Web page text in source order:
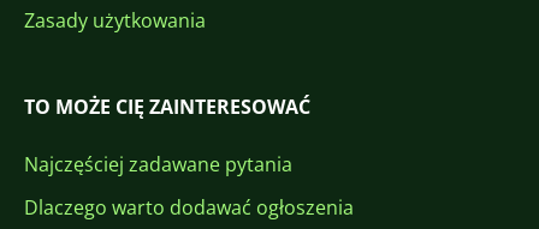
Zasady użytkowania
TO MOŻE CIĘ ZAINTERESOWAĆ
Najczęściej zadawane pytania
Dlaczego warto dodawać ogłoszenia